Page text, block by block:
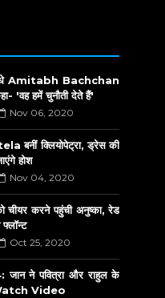
Amitabh Bachchan
'वह हमें चुनौती देते हैं'
Nov 06, 2020
बनीं क्लियोपेट्रा, ड्रेस की
होश
Nov 04, 2020
चीयर करने पहुंची अनुष्का, रेड
Oct 25, 2020
ने पवित्रा और राहुल के
Video